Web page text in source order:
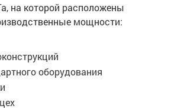
на которой расположены
мощности:
оборудования